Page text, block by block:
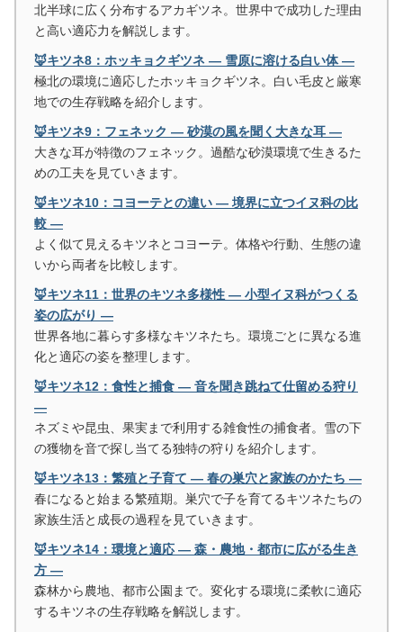
北半球に広く分布するアカギツネ。世界中で成功した理由
と高い適応力を解説します。
🦊キツネ8：ホッキョクギツネ ― 雪原に溶ける白い体 ―
極北の環境に適応したホッキョクギツネ。白い毛皮と厳寒
地での生存戦略を紹介します。
🦊キツネ9：フェネック ― 砂漠の風を聞く大きな耳 ―
大きな耳が特徴のフェネック。過酷な砂漠環境で生きるた
めの工夫を見ていきます。
🦊キツネ10：コヨーテとの違い ― 境界に立つイヌ科の比
較 ―
よく似て見えるキツネとコヨーテ。体格や行動、生態の違
いから両者を比較します。
🦊キツネ11：世界のキツネ多様性 ― 小型イヌ科がつくる
姿の広がり ―
世界各地に暮らす多様なキツネたち。環境ごとに異なる進
化と適応の姿を整理します。
🦊キツネ12：食性と捕食 ― 音を聞き跳ねて仕留める狩り
―
ネズミや昆虫、果実まで利用する雑食性の捕食者。雪の下
の獲物を音で探し当てる独特の狩りを紹介します。
🦊キツネ13：繁殖と子育て ― 春の巣穴と家族のかたち ―
春になると始まる繁殖期。巣穴で子を育てるキツネたちの
家族生活と成長の過程を見ていきます。
🦊キツネ14：環境と適応 ― 森・農地・都市に広がる生き
方 ―
森林から農地、都市公園まで。変化する環境に柔軟に適応
するキツネの生存戦略を解説します。